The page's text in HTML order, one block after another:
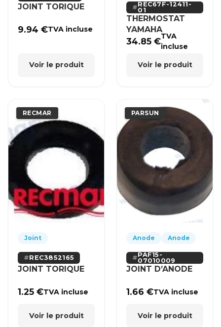
JOINT TORIQUE
9.94€TVA incluse
Voir le produit
REC67F-12411-
01
THERMOSTAT
YAMAHA
34.85€TVA
incluse
Voir le produit
RECMAR
Joint
REC3852165
JOINT TORIQUE
1.25€TVA incluse
Voir le produit
PARSUN
Anode Anode
PAF15-
07010009
JOINT D’ANODE
1.66€TVA incluse
Voir le produit